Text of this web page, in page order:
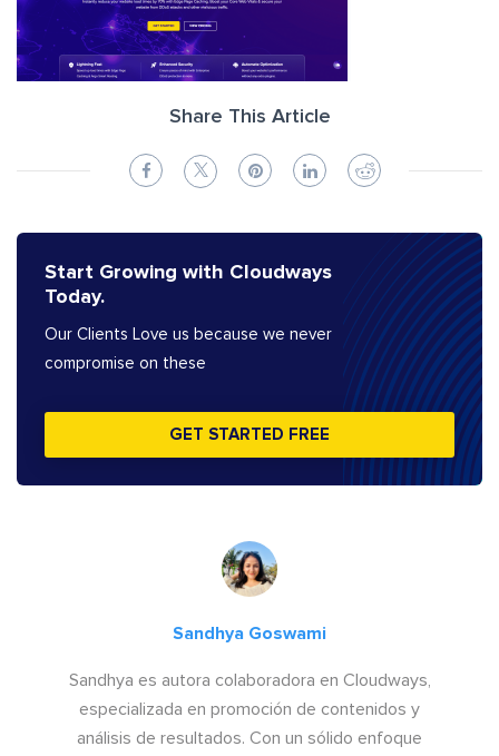
Share This Article
Start Growing with Cloudways
Today.
Our Clients Love us because we never
compromise on these
GET STARTED FREE
Sandhya Goswami
Sandhya es autora colaboradora en Cloudways,
especializada en promoción de contenidos y
análisis de resultados. Con un sólido enfoque